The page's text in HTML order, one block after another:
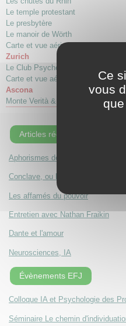
Le temple protestant
Le presbytère
Le manoir de Wörth
Carte et vue aérienne
Zurich
Le Club Psychologique
Carte et vue aérienne
Ascona
Monte Verità & Rencontres
Articles récents
Aphorismes de Robert Blacher
Conclave, ou l'épreuve du centre
Les affamés du pouvoir
Entretien avec Nathan Fraikin
Dante et l'amour
Neurosciences, IA
Évènements EFJ
Colloque IA et Psychologie des
Séminaire Le chemin
Ce
vous